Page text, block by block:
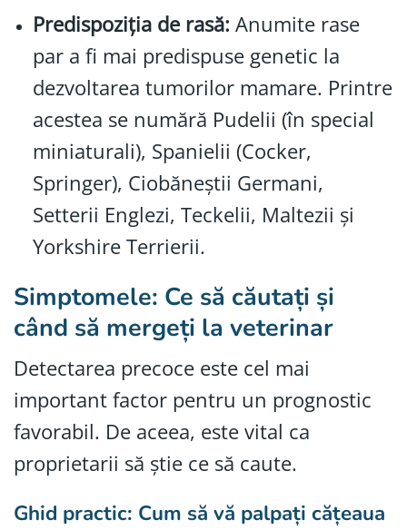
Predispoziția de rasă: Anumite rase
par a fi mai predispuse genetic la
dezvoltarea tumorilor mamare. Printre
acestea se numără Pudelii (în special
miniaturali), Spanielii (Cocker,
Springer), Ciobăneștii Germani,
Setterii Englezi, Teckelii, Maltezii și
Yorkshire Terrierii.
Simptomele: Ce să căutați și
când să mergeți la veterinar
Detectarea precoce este cel mai
important factor pentru un prognostic
favorabil. De aceea, este vital ca
proprietarii să știe ce să caute.
Ghid practic: Cum să vă palpați cățeaua